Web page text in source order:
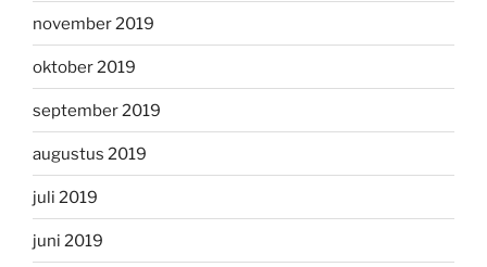
november 2019
oktober 2019
september 2019
augustus 2019
juli 2019
juni 2019